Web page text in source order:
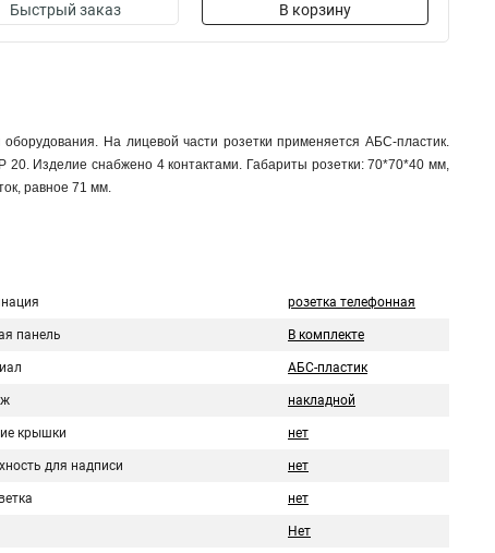
Быстрый заказ В корзину
На лицевой части розетки применяется АБС-пластик.
20. Изделие снабжено 4 контактами. Габариты розетки: 70*70*40 мм,
равное 71 мм.
розетка телефонная
панель В комплекте
АБС-пластик
накладной
крышки нет
для надписи нет
нет
Нет